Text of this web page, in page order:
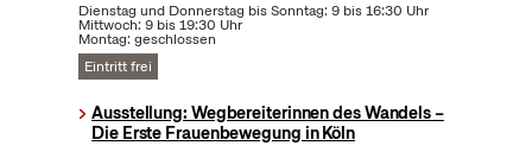
Dienstag und Donnerstag bis Sonntag: 9 bis 16:30 Uhr
Mittwoch: 9 bis 19:30 Uhr
Montag: geschlossen
Eintritt frei
Ausstellung: Wegbereiterinnen des Wandels –
Die Erste Frauenbewegung in Köln